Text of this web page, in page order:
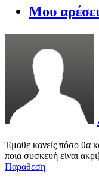
Μου
Έμαθε κανείς πόσο θα
ποια συσκευή είναι
Παράθεση